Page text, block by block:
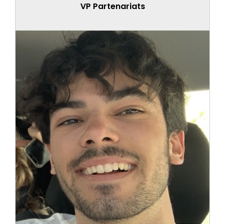
VP Partenariats